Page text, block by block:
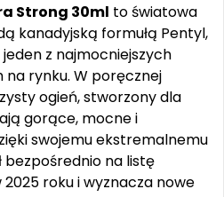
Strong 30ml to światowa
kanadyjską formułą Pentyl,
z najmocniejszych
rynku. W poręcznej
ogień, stworzony dla
gorące, mocne i
swojemu ekstremalnemu
bezpośrednio na listę
roku i wyznacza nowe